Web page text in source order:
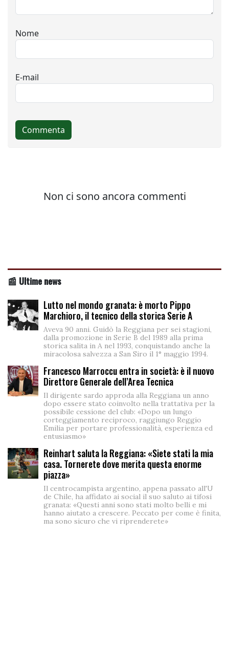
📰 Ultime news
Lutto nel mondo granata: è morto Pippo
Marchioro, il tecnico della storica Serie A
Aveva 90 anni. Guidò la Reggiana per sei stagioni,
dalla promozione in Serie B del 1989 alla prima
storica salita in A nel 1993, conquistando anche la
miracolosa salvezza a San Siro il 1° maggio 1994.
Francesco Marroccu entra in società: è il nuovo
Direttore Generale dell’Area Tecnica
Il dirigente sardo approda alla Reggiana un anno
dopo essere stato coinvolto nella trattativa per la
possibile cessione del club: «Dopo un lungo
corteggiamento reciproco, raggiungo Reggio
Emilia per portare professionalità, esperienza ed
entusiasmo»
Reinhart saluta la Reggiana: «Siete stati la mia
casa. Tornerete dove merita questa enorme
piazza»
Il centrocampista argentino, appena passato all'U
de Chile, ha affidato ai social il suo saluto ai tifosi
granata: «Questi anni sono stati molto belli e mi
hanno aiutato a crescere. Peccato per come è finita,
ma sono sicuro che vi riprenderete»